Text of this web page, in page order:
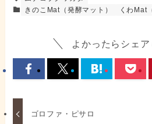
きのこMat（発酵マット）
くわMat
よかったらシェア
ゴロファ・ピサロ